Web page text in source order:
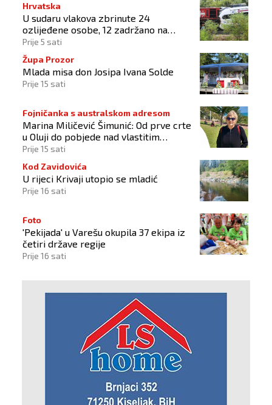
Hrvatska
U sudaru vlakova zbrinute 24
ozlijeđene osobe, 12 zadržano na
liječenju
Prije 5 sati
Župa Prozor
Mlada misa don Josipa Ivana Solde
Prije 15 sati
Fojničanka s australskom adresom
Marina Miličević Šimunić: Od prve crte
u Oluji do pobjede nad vlastitim
„olujama“
Prije 15 sati
Kod Zavidovića
U rijeci Krivaji utopio se mladić
Prije 16 sati
Foto
'Pekijada' u Varešu okupila 37 ekipa iz
četiri države regije
Prije 16 sati